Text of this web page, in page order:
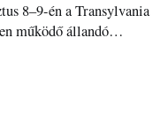
8–9-én a Transylvania
működő állandó